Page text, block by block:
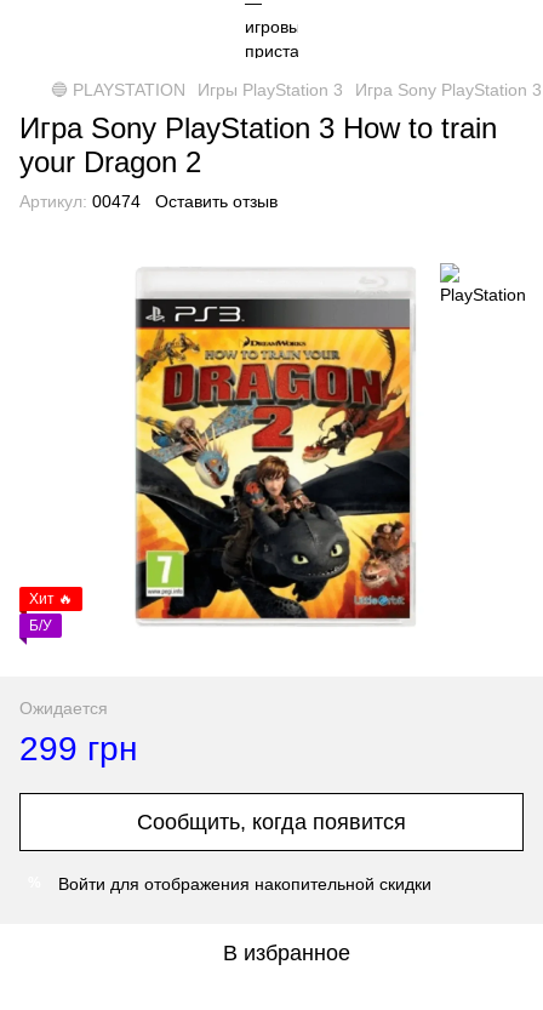
🔵 PLAYSTATION Игры PlayStation 3 Игра Sony PlayStation
Игра Sony PlayStation 3 How to train
your Dragon 2
Артикул: 00474 Оставить отзыв
Хит 🔥
Б/У
Ожидается
299 грн
Сообщить, когда появится
Войти для отображения накопительной скидки
В избранное